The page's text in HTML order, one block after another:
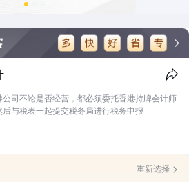
司不论是否经营，都必须委托香港持牌会计师
与税表一起提交税务局进行税务申报
重新选择